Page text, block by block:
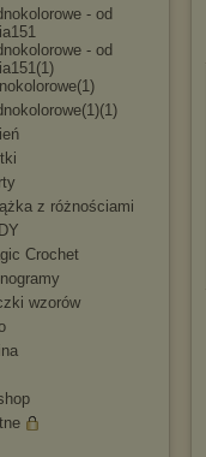
- od
- od
1)
1)(1)
z różnościami
Crochet
wzorów